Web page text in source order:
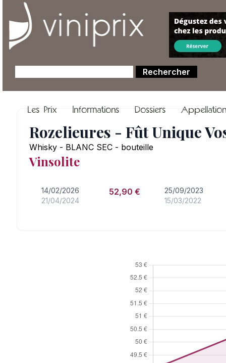
Les Prix Informations Dossiers
Rozelieures - Fût Unique
Whisky - BLANC SEC - bouteille
Vinsolite
14/02/2026
21/04/2024
52,90 €
25/09/2023
15/03/2022